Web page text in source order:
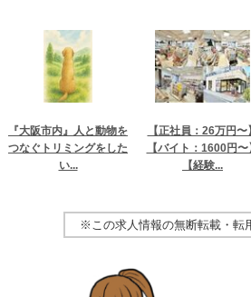
『大阪市内』人と動物を
つなぐトリミングをした
い...
【正社員：26万円〜】
【バイト：1600円〜
【経験...
※この求人情報の無断転載・転